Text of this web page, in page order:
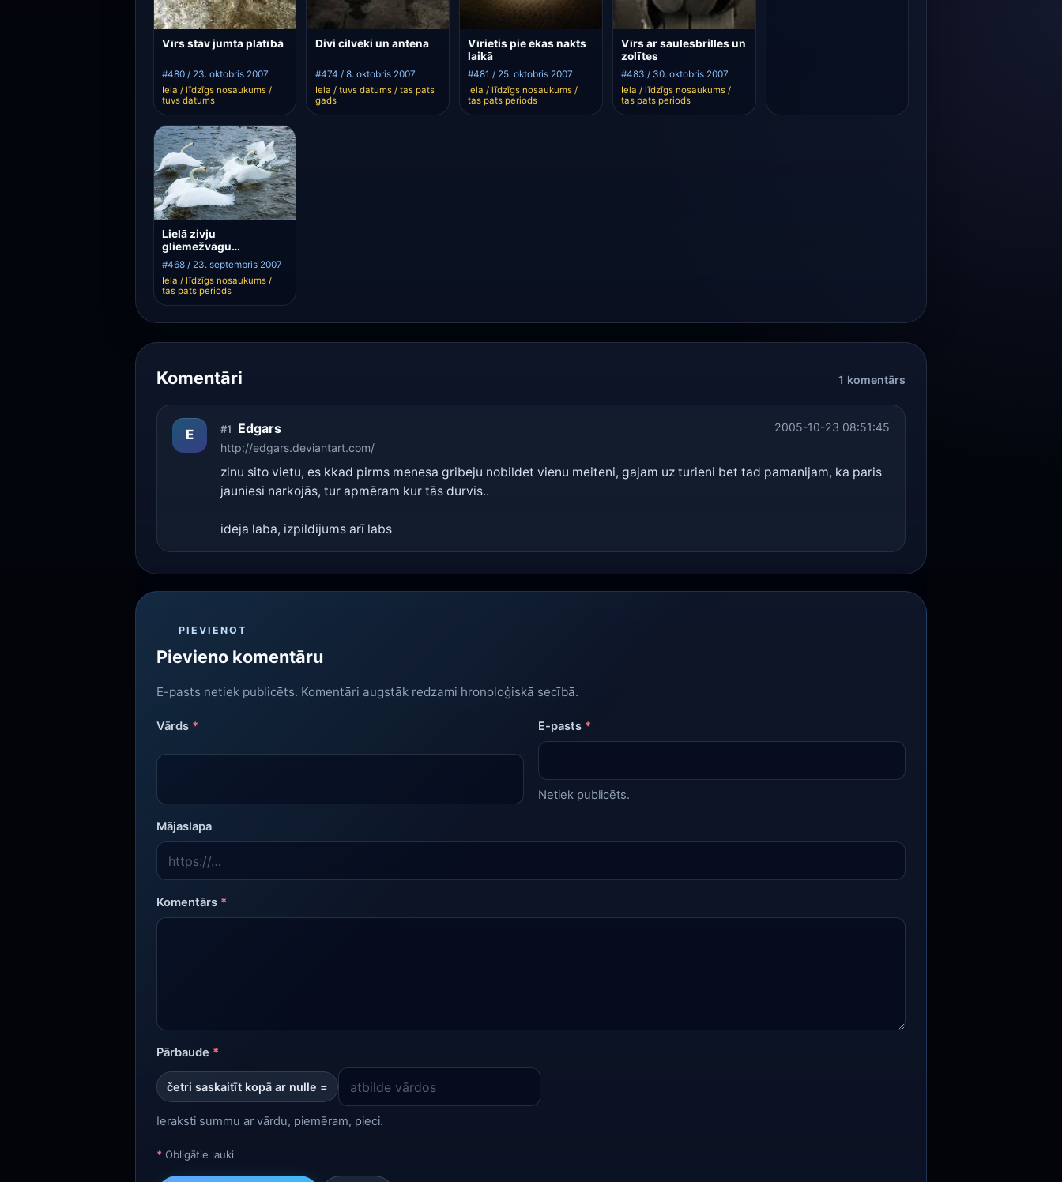
Vīrs stāv jumta platībā
#480 / 23. oktobris 2007
Iela / līdzīgs nosaukums /
tuvs datums
Divi cilvēki un antena
#474 / 8. oktobris 2007
Iela / tuvs datums / tas pats
gads
Vīrietis pie ēkas nakts
laikā
#481 / 25. oktobris 2007
Iela / līdzīgs nosaukums /
tas pats periods
Vīrs ar saulesbrilles un
zolītes
#483 / 30. oktobris 2007
Iela / līdzīgs nosaukums /
tas pats periods
Lielā zivju
gliemežvāgu
peldēšana
#468 / 23. septembris 2007
Iela / līdzīgs nosaukums /
tas pats periods
Komentāri 1 komentārs
E #1 Edgars
http://edgars.deviantart.com/
2005-10-23 08:51:45
zinu sito vietu, es kkad pirms menesa gribeju nobildet vienu meiteni, gajam uz turieni bet tad pamanijam, ka paris
jauniesi narkojās, tur apmēram kur tās durvis..
ideja laba, izpildijums arī labs
PIEVIENOT
Pievieno komentāru
E-pasts netiek publicēts. Komentāri augstāk redzami hronoloģiskā secībā.
Vārds * E-pasts *
Netiek publicēts.
Mājaslapa
Komentārs *
Pārbaude *
četri saskaitīt kopā ar nulle =
Ieraksti summu ar vārdu, piemēram, pieci.
* Obligātie lauki